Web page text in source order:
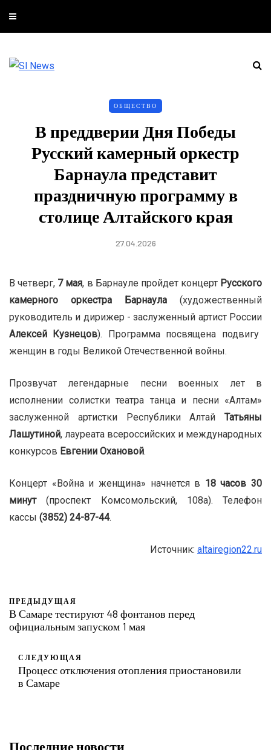
ОБЩЕСТВО
В преддверии Дня Победы
Русский камерный оркестр
Барнаула представит
праздничную программу в
столице Алтайского края
27.04.2026
В четверг, 7 мая, в Барнауле пройдет концерт Русского
камерного оркестра Барнаула (художественный
руководитель и дирижер - заслуженный артист России
Алексей Кузнецов). Программа посвящена подвигу
женщин в годы Великой Отечественной войны.
Прозвучат легендарные песни военных лет в
исполнении солистки театра танца и песни «Алтам»
заслуженной артистки Республики Алтай Татьяны
Лашутиной, лауреата всероссийских и международных
конкурсов Евгении Охановой.
Концерт «Война и женщина» начнется в 18 часов 30
минут(проспект Комсомольский, 108а). Телефон
кассы (3852) 24-87-44.
Источник: altairegion22.ru
ПРЕДЫДУЩАЯ
В Самаре тестируют 48 фонтанов перед
официальным запуском 1 мая
СЛЕДУЮЩАЯ
Процесс отключения отопления приостановили
в Самаре
Последние новости